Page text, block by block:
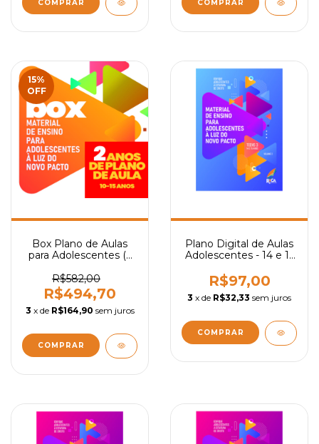
15%
OFF
Box Plano de Aulas
para Adolescentes (2
R$582,00
R$494,70
3 x de R$164,90 sem juros
Plano Digital de Aulas
Adolescentes - 14 e 15
R$97,00
3 x de R$32,33 sem juros